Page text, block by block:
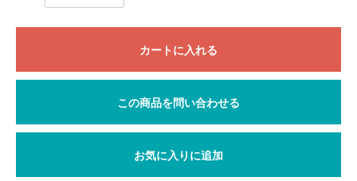
カートに入れる
この商品を問い合わせる
お気に入りに追加